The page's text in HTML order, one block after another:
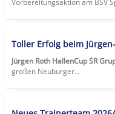
Toller Erfolg beim
Jürgen Roth HallenCup SR
großen Neuburger...